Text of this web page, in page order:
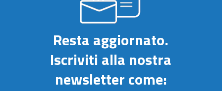
Resta aggiornato.
Iscriviti alla nostra
newsletter come: